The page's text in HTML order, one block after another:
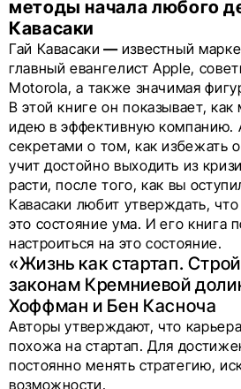
методы начала любого
Кавасаки
Гай Кавасаки — известный
главный евангелист Apple,
Motorola, а также значимая
В этой книге он показывает,
идею в эффективную компанию.
секретами о том, как избежать
учит достойно выходить из
расти, после того, как вы
Кавасаки любит утверждать,
это состояние ума. И его книга
настроиться на это состояние.
«Жизнь как стартап.
законам Кремниевой
Хоффман и Бен Касноча
Авторы утверждают, что
похожа на стартап. Для
постоянно менять стратегию,
возможности.